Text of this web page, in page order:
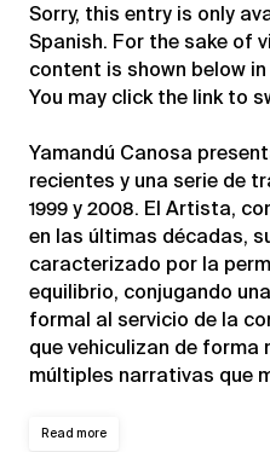
Sorry, this entry is only
Spanish. For the sake of
content is shown below
You may click the link to
Yamandú Canosa
recientes y una serie de
1999 y 2008. El Artista,
en las últimas décadas,
caracterizado por la
equilibrio, conjugando
formal al servicio de la
que vehiculizan de forma
múltiples narrativas que
Read more